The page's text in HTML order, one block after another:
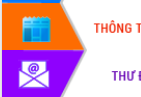
Đắk Lắk thời kỳ 2021-2030, tầm nhìn
đến năm 2050
Phát động chiến dịch 30 ngày đêm
giải phóng mặt bằng Tuyến đường bộ
Đắk Lắk nỗ lực thúc đẩy tăng trưởng
kinh tế từ 10% trở lên trong Quý
II/2026
Đắk Lắk ký kết thỏa thuận hợp tác về